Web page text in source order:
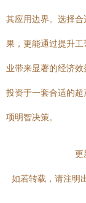
其应用边界。选择
果，更能通过提升
业带来显著的经济
投资于一套合适的
项明智决策。
更
如若转载，请注明